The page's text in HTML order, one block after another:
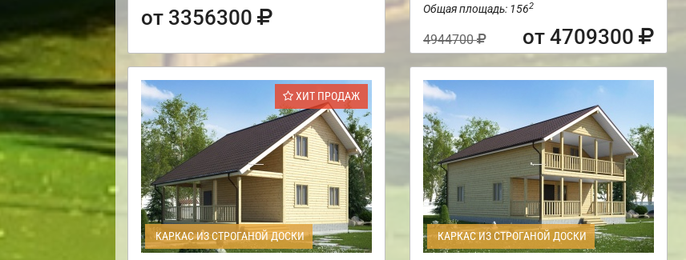
от 3356300
Общая площадь: 1562
4944700 от 4709300
ХИТ ПРОДАЖ
КАРКАС ИЗ СТРОГАНОЙ ДОСКИ КАРКАС ИЗ СТРОГАНОЙ ДОСКИ